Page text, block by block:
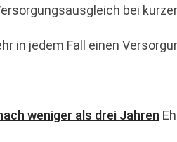
bei
in jedem Fall einen
weniger als drei Jahren